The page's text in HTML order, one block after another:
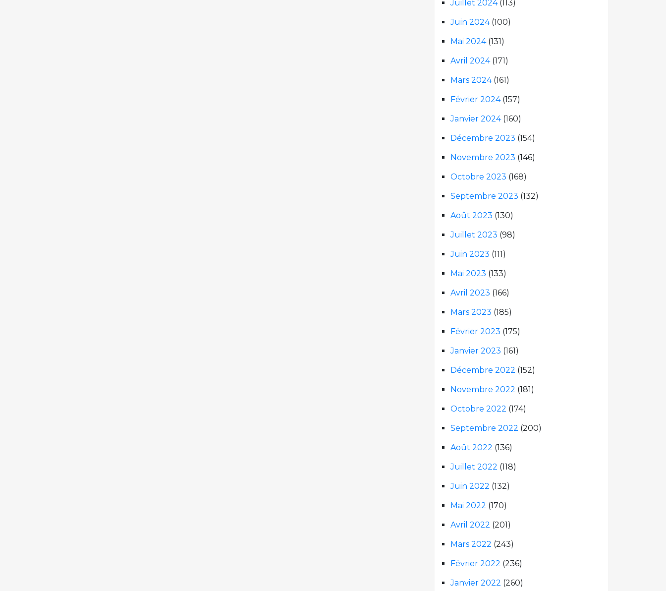
Juillet 2024(113)
Juin 2024(100)
Mai 2024(131)
Avril 2024(171)
Mars 2024(161)
Février 2024(157)
Janvier 2024(160)
Décembre 2023 (154)
Novembre 2023 (146)
Octobre 2023 (168)
Septembre 2023 (132)
Août 2023 (130)
Juillet 2023 (98)
Juin 2023 (111)
Mai 2023 (133)
Avril 2023 (166)
Mars 2023 (185)
Février 2023 (175)
Janvier 2023 (161)
Décembre 2022 (152)
Novembre 2022 (181)
Octobre 2022 (174)
Septembre 2022 (200)
Août 2022 (136)
Juillet 2022 (118)
Juin 2022 (132)
Mai 2022 (170)
Avril 2022 (201)
Mars 2022 (243)
Février 2022 (236)
Janvier 2022 (260)